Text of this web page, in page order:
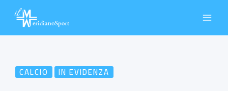
CALCIO IN EVIDENZA